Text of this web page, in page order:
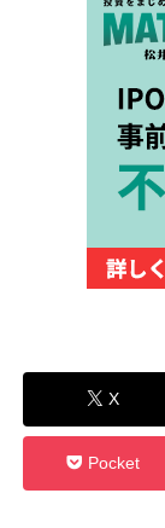
X
Pocket